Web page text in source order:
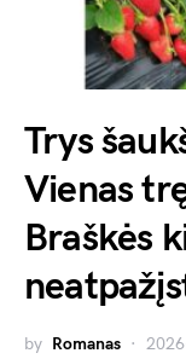
Trys
Vienas
Braškės
by Romanas